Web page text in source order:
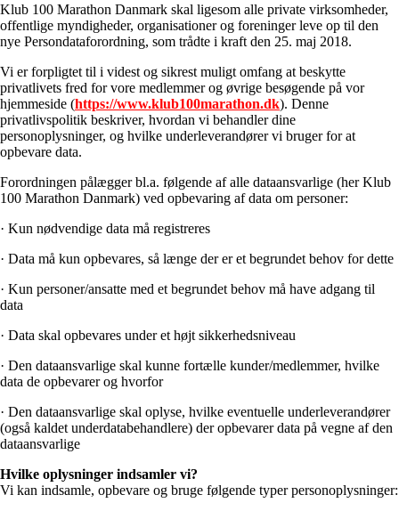
Klub 100 Marathon Danmark skal ligesom alle private virksomheder,
offentlige myndigheder, organisationer og foreninger leve op til den
nye Persondataforordning, som trådte i kraft den 25. maj 2018.
Vi er forpligtet til i videst og sikrest muligt omfang at beskytte
privatlivets fred for vore medlemmer og øvrige besøgende på vor
hjemmeside (https://www.klub100marathon.dk). Denne
privatlivspolitik beskriver, hvordan vi behandler dine
personoplysninger, og hvilke underleverandører vi bruger for at
opbevare data.
Forordningen pålægger bl.a. følgende af alle dataansvarlige (her Klub
100 Marathon Danmark) ved opbevaring af data om personer:
· Kun nødvendige data må registreres
· Data må kun opbevares, så længe der er et begrundet behov for dette
· Kun personer/ansatte med et begrundet behov må have adgang til
data
· Data skal opbevares under et højt sikkerhedsniveau
· Den dataansvarlige skal kunne fortælle kunder/medlemmer, hvilke
data de opbevarer og hvorfor
· Den dataansvarlige skal oplyse, hvilke eventuelle underleverandører
(også kaldet underdatabehandlere) der opbevarer data på vegne af den
dataansvarlige
Hvilke oplysninger indsamler vi?
Vi kan indsamle, opbevare og bruge følgende typer personoplysninger: